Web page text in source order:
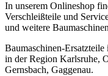
In unserem Onlineshop
Verschleißteile und
und weitere
Baumaschinen-
in der Region Karlsruhe,
Gernsbach, Gaggenau.